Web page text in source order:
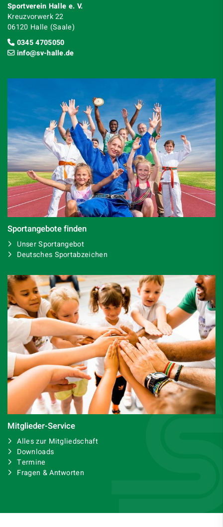
Sportverein Halle e. V.
Kreuzvorwerk 22
06120 Halle (Saale)
0345 4705050
info@sv-halle.de
Sportangebote finden
Unser Sportangebot
Deutsches Sportabzeichen
Mitglieder-Service
Alles zur Mitgliedschaft
Downloads
Termine
Fragen & Antworten